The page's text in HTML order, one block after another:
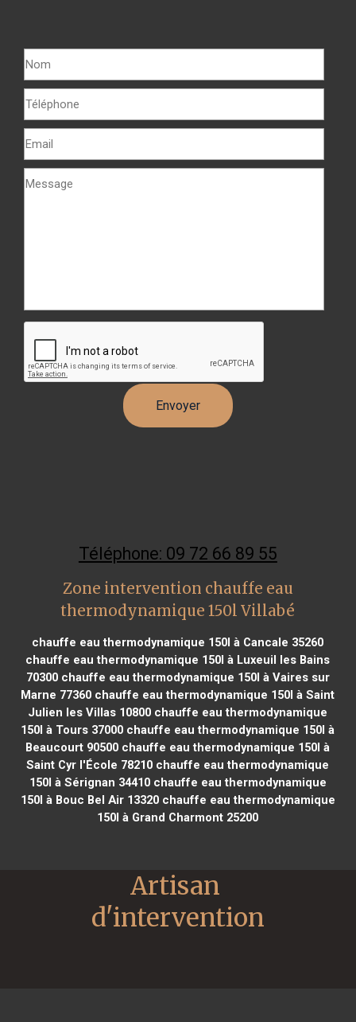
Téléphone: 09 72 66 89 55
Zone intervention chauffe eau
thermodynamique 150l Villabé
chauffe eau thermodynamique 150l à Cancale 35260
chauffe eau thermodynamique 150l à Luxeuil les Bains
70300chauffe eau thermodynamique 150l à Vaires sur
Marne 77360 chauffe eau thermodynamique 150l à Saint
Julien les Villas 10800 chauffe eau thermodynamique
150l à Tours 37000 chauffe eau thermodynamique 150l à
Beaucourt 90500 chauffe eau thermodynamique 150l à
Saint Cyr l'École 78210 chauffe eau thermodynamique
150l à Sérignan 34410chauffe eau thermodynamique
150l à Bouc Bel Air 13320chauffe eau thermodynamique
150l à Grand Charmont 25200
Artisan
d'intervention